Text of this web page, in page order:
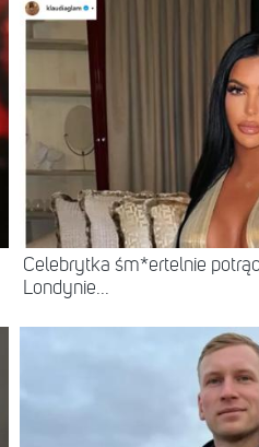
Celebrytka śm*ertelnie
Londynie...